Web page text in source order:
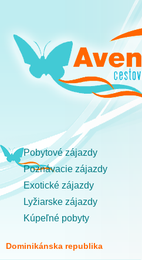
Pobytové zájazdy
Poznávacie zájazdy
Exotické zájazdy
Lyžiarske zájazdy
Kúpeľné pobyty
Dominikánska republika